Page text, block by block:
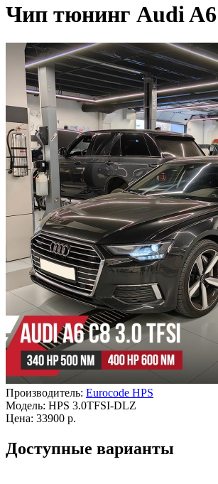
Чип тюнинг Audi
Производитель: Eurocode HPS
Модель: HPS 3.0TFSI-DLZ
Цена: 33900 р.
Доступные варианты